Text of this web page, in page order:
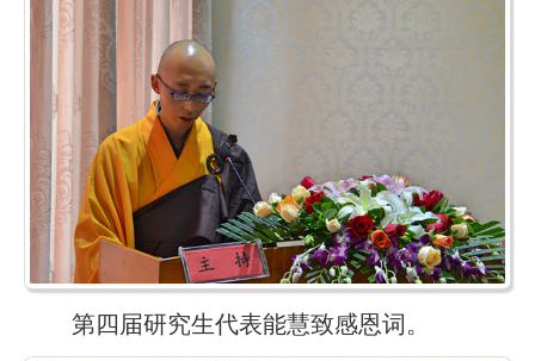
第四届研究生代表能慧致感恩词。